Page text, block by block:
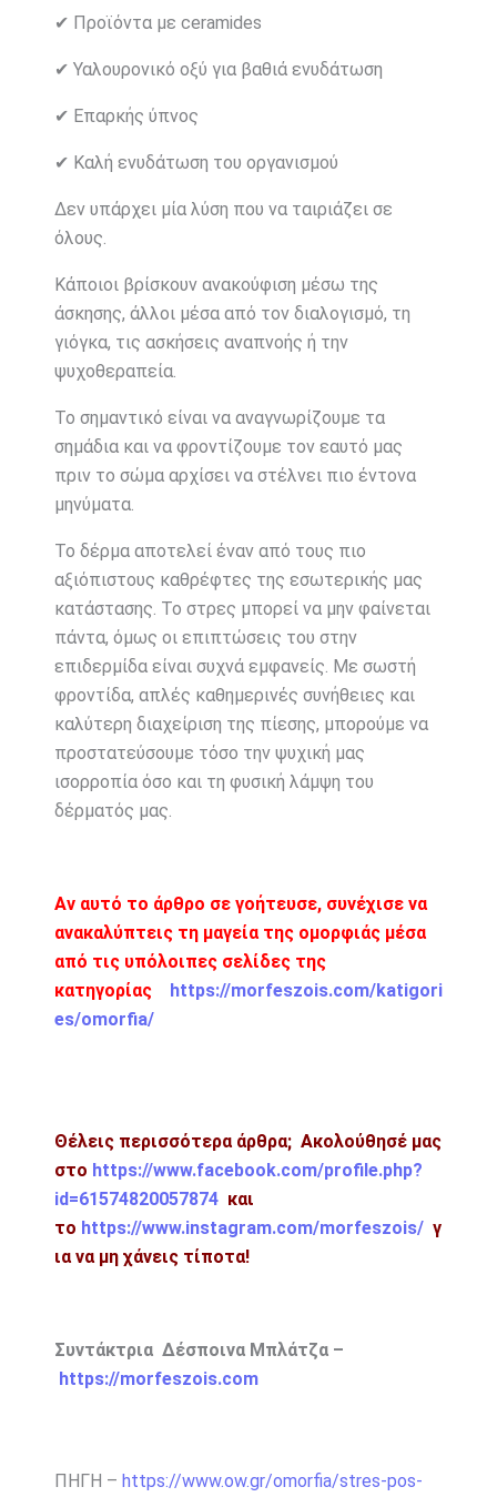
✔ Προϊόντα με ceramides
✔ Υαλουρονικό οξύ για βαθιά ενυδάτωση
✔ Επαρκής ύπνος
✔ Καλή ενυδάτωση του οργανισμού
Δεν υπάρχει μία λύση που να ταιριάζει σε
όλους.
Κάποιοι βρίσκουν ανακούφιση μέσω της
άσκησης, άλλοι μέσα από τον διαλογισμό, τη
γιόγκα, τις ασκήσεις αναπνοής ή την
ψυχοθεραπεία.
Το σημαντικό είναι να αναγνωρίζουμε τα
σημάδια και να φροντίζουμε τον εαυτό μας
πριν το σώμα αρχίσει να στέλνει πιο έντονα
μηνύματα.
Το δέρμα αποτελεί έναν από τους πιο
αξιόπιστους καθρέφτες της εσωτερικής μας
κατάστασης. Το στρες μπορεί να μην φαίνεται
πάντα, όμως οι επιπτώσεις του στην
επιδερμίδα είναι συχνά εμφανείς. Με σωστή
φροντίδα, απλές καθημερινές συνήθειες και
καλύτερη διαχείριση της πίεσης, μπορούμε να
προστατεύσουμε τόσο την ψυχική μας
ισορροπία όσο και τη φυσική λάμψη του
δέρματός μας.
Αν αυτό το άρθρο σε γοήτευσε, συνέχισε να
ανακαλύπτεις τη μαγεία της ομορφιάς μέσα
από τις υπόλοιπες σελίδες της
κατηγορίας
https://morfeszois.com/katigori
es/omorfia/
Θέλεις περισσότερα άρθρα; Ακολούθησέ μας
στο https://www.facebook.com/profile.php?
id=61574820057874 και
το https://www.instagram.com/morfeszois/ γ
ια να μη χάνεις τίποτα!
Συντάκτρια Δέσποινα Μπλάτζα –
https://morfeszois.com
ΠΗΓΗ – https://www.ow.gr/omorfia/stres-pos-